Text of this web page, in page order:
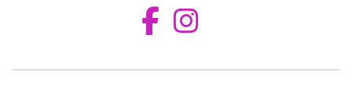
Aceder ao